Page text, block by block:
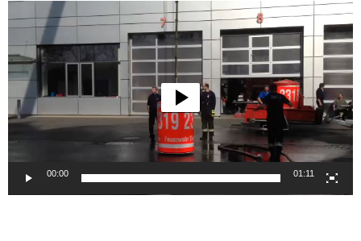
Player
00:00 01:11